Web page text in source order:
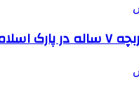
اسلامشهر